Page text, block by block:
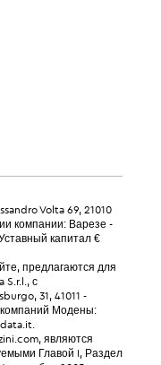
Volta 69, 21010
компании: Варезе -
капитал €
предлагаются для
S.r.l., с
31, 41011 -
компаний Модены:
data.it.
являются
Главой I, Раздел